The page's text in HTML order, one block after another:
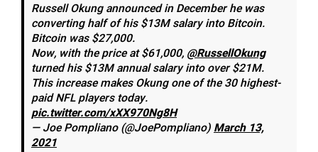
Russell Okung announced in December he was
converting half of his $13M salary into Bitcoin.
Bitcoin was $27,000.
Now, with the price at $61,000, @RussellOkung
turned his $13M annual salary into over $21M.
This increase makes Okung one of the 30 highest-
paid NFL players today.
pic.twitter.com/xXX970Ng8H
— Joe Pompliano (@JoePompliano)March 13,
2021